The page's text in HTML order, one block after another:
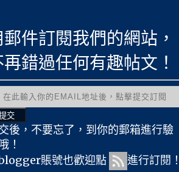
我們的網站，
何有趣帖文！
，到你的郵箱進行驗
歡迎點
進行訂閱！